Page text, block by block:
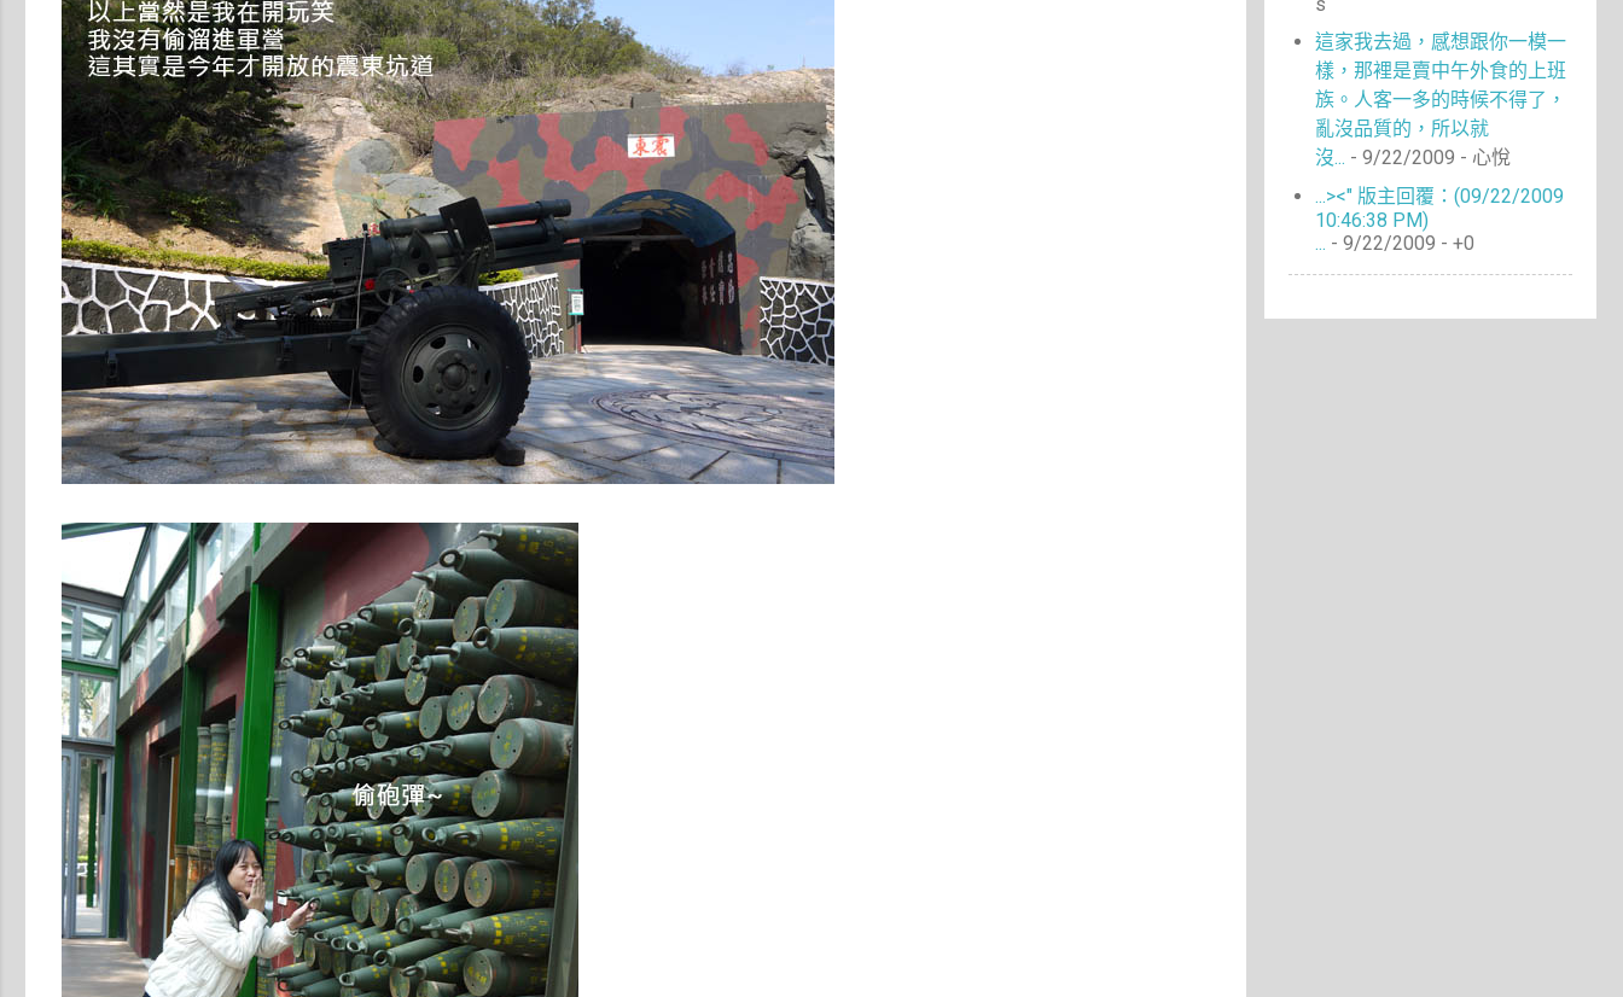
這家我去過，感想跟你一模一
樣，那裡是賣中午外食的上班
族。人客一多的時候不得了，
亂沒品質的，所以就
沒... - 9/22/2009 - 心悅
...><" 版主回覆：(09/22/2009
10:46:38 PM)
... - 9/22/2009 - +0